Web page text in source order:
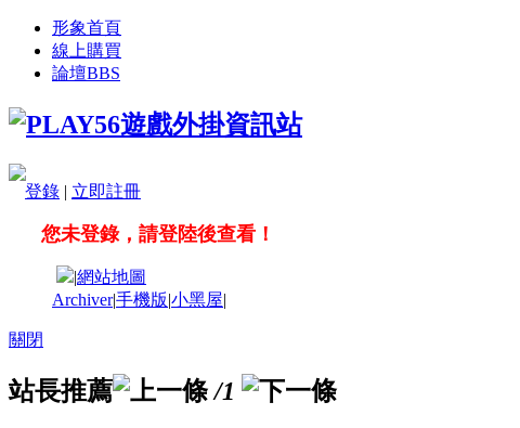
形象首頁
線上購買
論壇BBS
登錄 | 立即註冊
您未登錄，請登陸後查看！
|網站地圖
Archiver|手機版|小黑屋|
關閉
站長推薦 /1